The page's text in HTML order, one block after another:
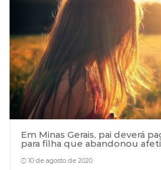
Em Minas Gerais, pai deverá
para filha que abandonou
10 de agosto de 2020